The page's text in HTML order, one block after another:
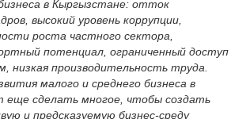
в Кыргызстане: отток
высокий уровень коррупции,
роста частного сектора,
потенциал, ограниченный доступ
низкая производительность труда.
малого и среднего бизнеса в
еще сделать многое, чтобы создать
и предсказуемую бизнес-среду